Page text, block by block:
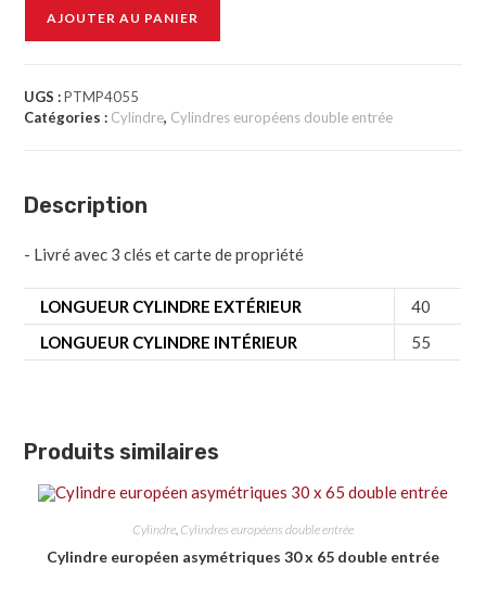
AJOUTER AU PANIER
UGS :PTMP4055
Catégories : Cylindre, Cylindres européens double entrée
Description
- Livré avec 3 clés et carte de propriété
LONGUEUR CYLINDRE EXTÉRIEUR
40
LONGUEUR CYLINDRE INTÉRIEUR
55
Produits similaires
Cylindre, Cylindres européens double entrée
Cylindre européen asymétriques 30 x 65 double entrée